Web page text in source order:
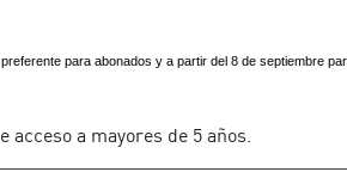
para abonados y a partir del 8 de septiembre
a mayores de 5 años.